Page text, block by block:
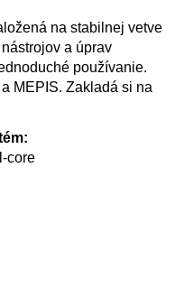
na stabilnej vetve
a úprav
používanie.
MEPIS. Zakladá si na
core